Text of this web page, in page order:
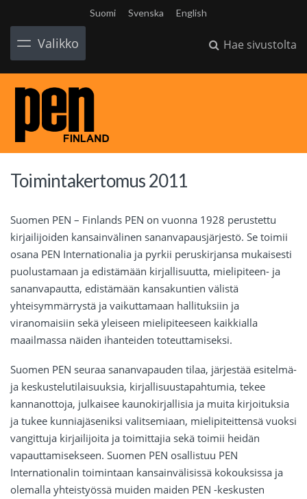
Suomi Svenska English
Valikko Hae sivustolta
Toimintakertomus 2011
Suomen PEN – Finlands PEN on vuonna 1928 perustettu
kirjailijoiden kansainvälinen sananvapausjärjestö. Se toimii
osana PEN Internationalia ja pyrkii peruskirjansa mukaisesti
puolustamaan ja edistämään kirjallisuutta, mielipiteen- ja
sananvapautta, edistämään kansakuntien välistä
yhteisymmärrystä ja vaikuttamaan hallituksiin ja
viranomaisiin sekä yleiseen mielipiteeseen kaikkialla
maailmassa näiden ihanteiden toteuttamiseksi.
Suomen PEN seuraa sananvapauden tilaa, järjestää esitelmä-
ja keskustelutilaisuuksia, kirjallisuustapahtumia, tekee
kannanottoja, julkaisee kaunokirjallisia ja muita kirjoituksia
ja tukee kunniajäseniksi valitsemiaan, mielipiteittensä vuoksi
vangittuja kirjailijoita ja toimittajia sekä toimii heidän
vapauttamisekseen. Suomen PEN osallistuu PEN
Internationalin toimintaan kansainvälisissä kokouksissa ja
olemalla yhteistyössä muiden maiden PEN -keskusten